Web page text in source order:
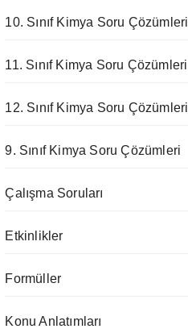
10. Sınıf Kimya Soru Çözümleri
11. Sınıf Kimya Soru Çözümleri
12. Sınıf Kimya Soru Çözümleri
9. Sınıf Kimya Soru Çözümleri
Çalışma Soruları
Etkinlikler
Formüller
Konu Anlatımları